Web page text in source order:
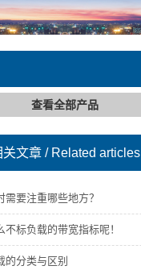
表有限公司
查看全部产品
关文章 / Related articles
要注重哪些地方？
不标负载的带宽指标呢！
的分类与区别